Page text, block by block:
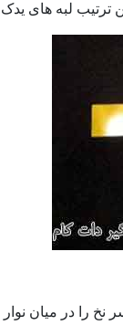
ترتیب لبه
سر نخ را در میان